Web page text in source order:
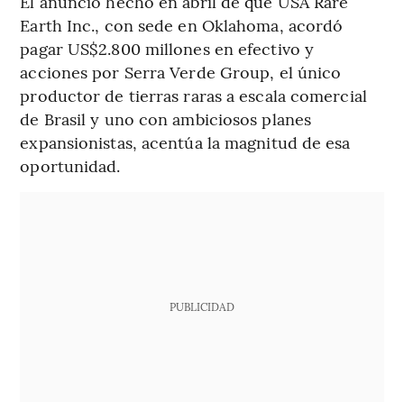
Earth Inc., con sede en Oklahoma, acordó
pagar US$2.800 millones en efectivo y
acciones por Serra Verde Group, el único
productor de tierras raras a escala comercial
de Brasil y uno con ambiciosos planes
expansionistas, acentúa la magnitud de esa
oportunidad.
PUBLICIDAD